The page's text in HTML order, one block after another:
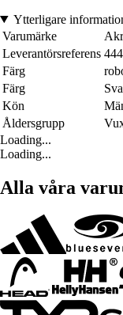
Ytterligare
Varumärke
Leverantörsreferens
Färg
Färg
Kön
Åldersgrupp
Loading...
Loading...
Alla våra